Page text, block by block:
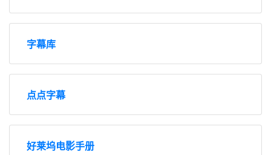
字幕库
点点字幕
好莱坞电影手册